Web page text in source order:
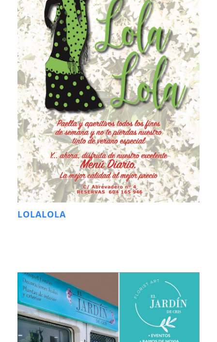
LOLALOLA